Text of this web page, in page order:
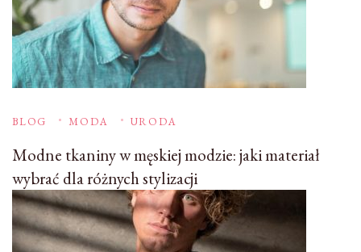
BLOG MODA URODA
Modne tkaniny w męskiej modzie: jaki materiał
wybrać dla różnych stylizacji